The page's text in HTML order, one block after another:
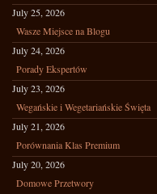
July 25, 2026
Wasze Miejsce na Blogu
July 24, 2026
Porady Ekspertów
July 23, 2026
Wegańskie i Wegetariańskie Święta
July 21, 2026
Porównania Klas Premium
July 20, 2026
Domowe Przetwory